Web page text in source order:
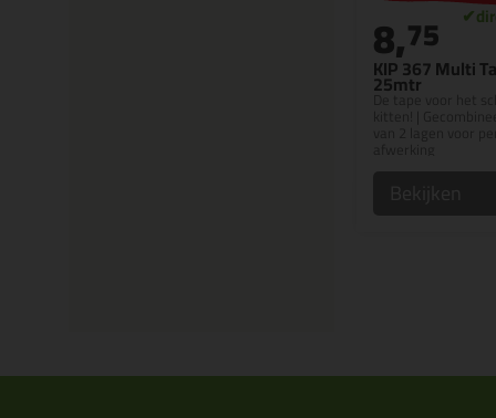
KIP 367 Multi
25mtr
De tape voor het
8,75